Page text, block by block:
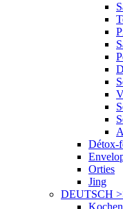
Détox-
Orties
Jing
DEUTSCH